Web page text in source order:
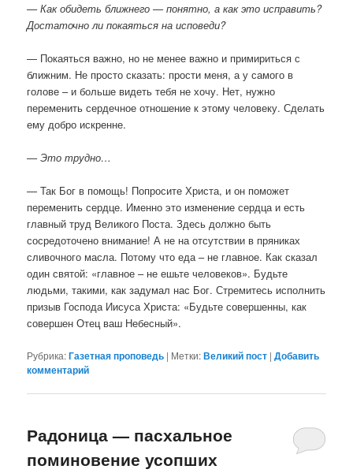
— Как обидеть ближнего — понятно, а как это исправить?
Достаточно ли покаяться на исповеди?
— Покаяться важно, но не менее важно и примириться с
ближним. Не просто сказать: прости меня, а у самого в
голове – и больше видеть тебя не хочу. Нет, нужно
переменить сердечное отношение к этому человеку. Сделать
ему добро искренне.
— Это трудно…
— Так Бог в помощь! Попросите Христа, и он поможет
переменить сердце. Именно это изменение сердца и есть
главный труд Великого Поста. Здесь должно быть
сосредоточено внимание! А не на отсутствии в пряниках
сливочного масла. Потому что еда – не главное. Как сказал
один святой: «главное – не ешьте человеков». Будьте
людьми, такими, как задумал нас Бог. Стремитесь исполнить
призыв Господа Иисуса Христа: «Будьте совершенны, как
совершен Отец ваш Небесный».
Рубрика:Газетная проповедь | Метки:Великий пост |Добавить
комментарий
Радоница — пасхальное
поминовение усопших